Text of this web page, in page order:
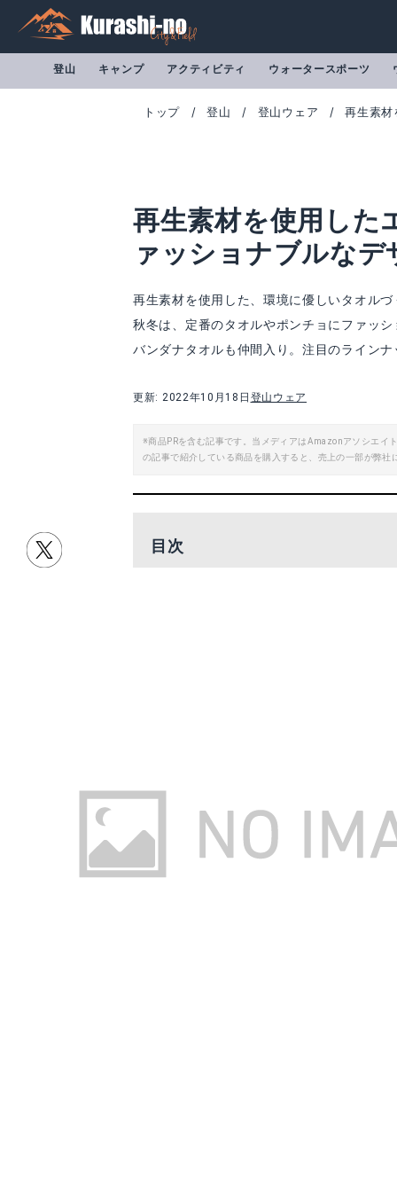
登山 キャンプ アクティビティ ウォータースポーツ
トップ 登山 登山ウェア 再生素
再生素材を使用した
ァッショナブルな
再生素材を使用した、環境に優しいタオル
秋冬は、定番のタオルやポンチョにファッ
バンダナタオルも仲間入り。注目のラインナ
更新: 2022年10月18日 登山ウェア
※商品PRを含む記事です。当メディアはAmazonアソシエイ
の記事で紹介している商品を購入すると、売上の一部が弊社
目次
使用済みペットボトル